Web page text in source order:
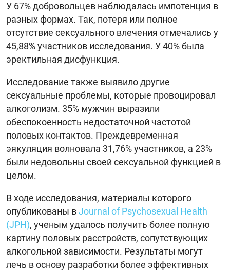
У 67% добровольцев наблюдалась импотенция в
разных формах. Так, потеря или полное
отсутствие сексуального влечения отмечались у
45,88% участников исследования. У 40% была
эректильная дисфункция.
Исследование также выявило другие
сексуальные проблемы, которые провоцировал
алкоголизм. 35% мужчин выразили
обеспокоенность недостаточной частотой
половых контактов. Преждевременная
эякуляция волновала 31,76% участников, а 23%
были недовольны своей сексуальной функцией в
целом.
В ходе исследования, материалы которого
опубликованы вJournal of Psychosexual Health
(JPH), ученым удалось получить более полную
картину половых расстройств, сопутствующих
алкогольной зависимости. Результаты могут
лечь в основу разработки более эффективных